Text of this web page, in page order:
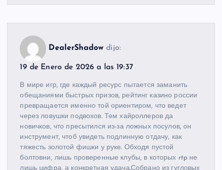
DealerShadow dijo:
19 de Enero de 2026 a las 19:37
В мире игр, где каждый ресурс пытается заманить
обещаниями быстрых призов, рейтинг казино россии
превращается именно той ориентиром, что ведет
через ловушки подвохов. Тем хайроллеров да
новичков, что пресытился из-за ложных посулов, он
инструмент, чтоб увидеть подлинную отдачу, как
тяжесть золотой фишки у руке. Обходя пустой
болтовни, лишь проверенные клубы, в которых rtp не
лишь цифра, а конкретная удача.Собрано из гугловых